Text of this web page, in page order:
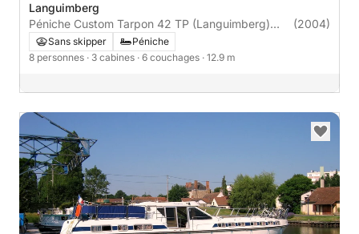
Languimberg
Péniche Custom Tarpon 42 TP (Languimberg)
50cv
(2004)
Sans skipper
Péniche
8 personnes · 3 cabines · 6 couchages · 12.9 m